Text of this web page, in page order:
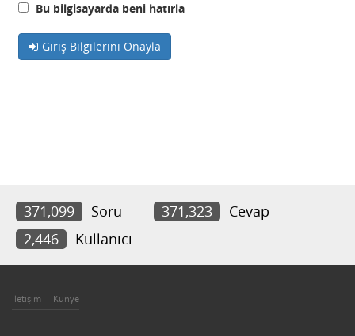
Bu bilgisayarda beni hatırla
Giriş Bilgilerini Onayla
371,099 Soru 371,323
Cevap
2,446
Kullanıcı
İletişim Künye